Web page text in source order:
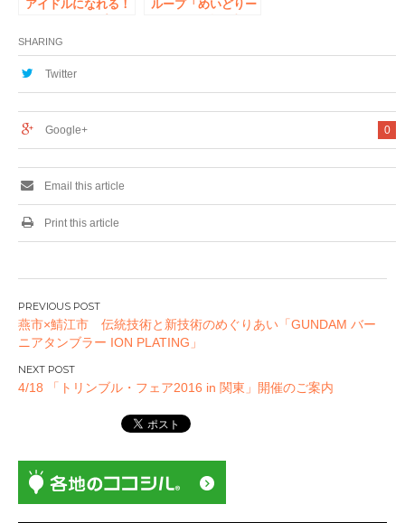
アイドルになれる！
ュース「めいどりー
みん」空前絶後の超
絶・新アイドルグル
ループ「めいどりー
子」がコラボレーシ
SHARING
Twitter
0
Google+
Email this article
Print this article
投
稿
ナ
ビ
ョ
ン
燕市×鯖江市 伝統技術と新技術のめぐりあい「GUNDAM バー
ニアタンブラー ION PLATING」
4/18 「トリンブル・フェア2016 in 関東」開催のご案内